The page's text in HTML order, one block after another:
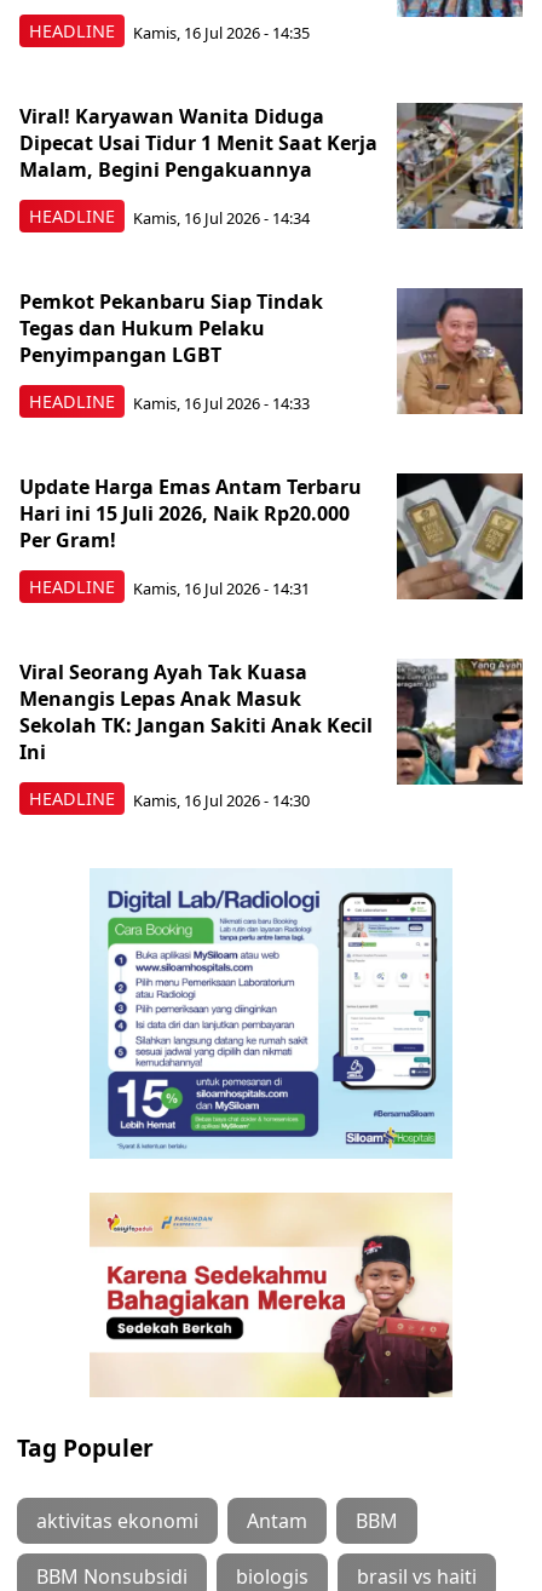
HEADLINE Kamis, 16 Jul 2026 - 14:35
HEADLINE
Viral! Karyawan Wanita Diduga
Dipecat Usai Tidur 1 Menit Saat Kerja
Malam, Begini Pengakuannya
Kamis, 16 Jul 2026 - 14:34
HEADLINE
Pemkot Pekanbaru Siap Tindak
Tegas dan Hukum Pelaku
Penyimpangan LGBT
Kamis, 16 Jul 2026 - 14:33
HEADLINE
Update Harga Emas Antam Terbaru
Hari ini 15 Juli 2026, Naik Rp20.000
Per Gram!
Kamis, 16 Jul 2026 - 14:31
HEADLINE
Viral Seorang Ayah Tak Kuasa
Menangis Lepas Anak Masuk
Sekolah TK: Jangan Sakiti Anak Kecil
Ini
Kamis, 16 Jul 2026 - 14:30
Tag Populer
aktivitas ekonomi Antam BBM
BBM Nonsubsidi biologis brasil vs haiti